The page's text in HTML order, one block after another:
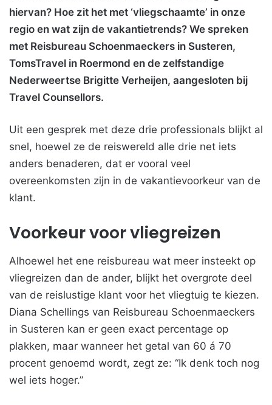
hiervan? Hoe zit het met ‘vliegschaamte’ in onze
regio en wat zijn de vakantietrends? We spreken
met Reisbureau Schoenmaeckers in Susteren,
TomsTravel in Roermond en de zelfstandige
Nederweertse Brigitte Verheijen, aangesloten bij
Travel Counsellors.
Uit een gesprek met deze drie professionals blijkt al
snel, hoewel ze de reiswereld alle drie net iets
anders benaderen, dat er vooral veel
overeenkomsten zijn in de vakantievoorkeur van de
klant.
Voorkeur voor vliegreizen
Alhoewel het ene reisbureau wat meer insteekt op
vliegreizen dan de ander, blijkt het overgrote deel
van de reislustige klant voor het vliegtuig te kiezen.
Diana Schellings van Reisbureau Schoenmaeckers
in Susteren kan er geen exact percentage op
plakken, maar wanneer het getal van 60 á 70
procent genoemd wordt, zegt ze: “Ik denk toch nog
wel iets hoger.”